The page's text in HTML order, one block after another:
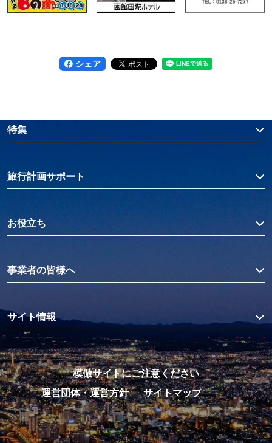
シェア
特集
旅行計画サポート
お役立ち
事業者の皆様へ
サイト情報
模倣サイトにご注意ください
運営団体・運営方針
サイトマップ